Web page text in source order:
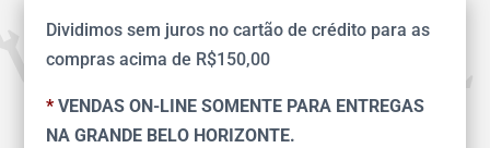
Dividimos sem juros no cartão de crédito para as
compras acima de R$150,00
* VENDAS ON-LINE SOMENTE PARA ENTREGAS
NA GRANDE BELO HORIZONTE.